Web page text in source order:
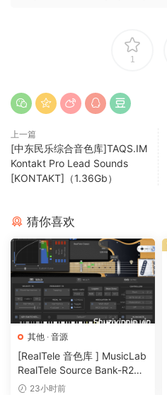
– 所有控件均可完全 MIDI
句分为三类：男声、女声和男声
为“长歌”，在蒙古社会中占有重
演唱。歌声唤起广阔的空间并超
男性喉音类别指的是神秘的喉音
时唱出 2 或 3 个音符产生共鸣
发声技巧。
PAGE
MONGOLIAN VOICES –
如内置均衡器、延迟和混响。立
由深入挖掘以完美塑造您的声音
需要 Native Instrument 的
版本！
Invoke the old magic with
beyond. These otherworldly
1
上一篇
[中东民乐综合音色库]TAQS.IM
Kontakt Pro Lead Sounds
[KONTAKT]（1.36Gb）
猜你喜欢
其他 · 音源
[RealTele 音色库 ] MusicLab
RealTele Source Bank-R2R
[WiN]（3.13GB）
23小时前